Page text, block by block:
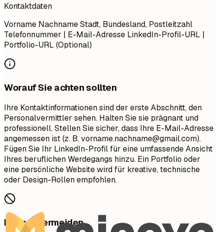
Kontaktdaten
Vorname Nachname Stadt, Bundesland, Postleitzahl
Telefonnummer | E-Mail-Adresse LinkedIn-Profil-URL |
Portfolio-URL (Optional)
Worauf Sie achten sollten
Ihre Kontaktinformationen sind der erste Abschnitt, den
Personalvermittler sehen. Halten Sie sie prägnant und
professionell. Stellen Sie sicher, dass Ihre E-Mail-Adresse
angemessen ist (z. B.vorname.nachname@gmail.com).
Fügen Sie Ihr LinkedIn-Profil für eine umfassende Ansicht
Ihres beruflichen Werdegangs hinzu. Ein Portfolio oder
eine persönliche Website wird für kreative, technische
oder Design-Rollen empfohlen.
Besser vermeiden